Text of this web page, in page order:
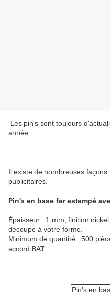
Les pin's sont toujours
année.
Il existe de nombreuses
publicitaires.
Pin's en base fer estampé
Épaisseur : 1 mm, finition
découpe à votre forme.
Minimum de quantité : 500
accord BAT
Pin's en